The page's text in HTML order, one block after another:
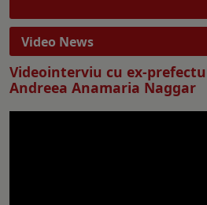
Video News
Videointerviu cu ex-
Andreea Anamaria Naggar